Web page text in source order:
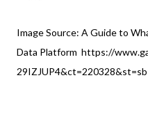
Image Source: A Guide to
Data Platform https://
29IZJUP4&ct=220328&st=sb